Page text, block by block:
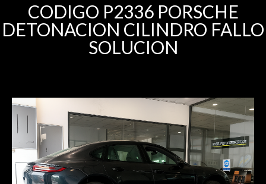
CODIGO P2336 PORSCHE
DETONACION CILINDRO FALLO
SOLUCION